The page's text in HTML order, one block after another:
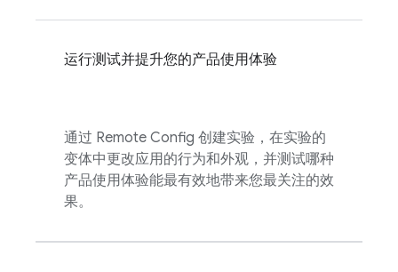
运行测试并提升您的产品使用体验
通过 Remote Config 创建实验，在实验的
变体中更改应用的行为和外观，并测试哪种
产品使用体验能最有效地带来您最关注的效
果。